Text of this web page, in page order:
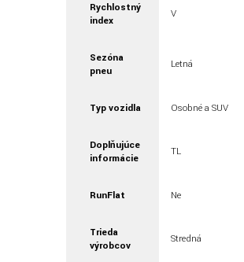
Rychlostný
index
V
Sezóna
pneu
Letná
Typ vozidla Osobné a SUV
Doplňujúce
informácie
TL
RunFlat Ne
Trieda
výrobcov
Stredná